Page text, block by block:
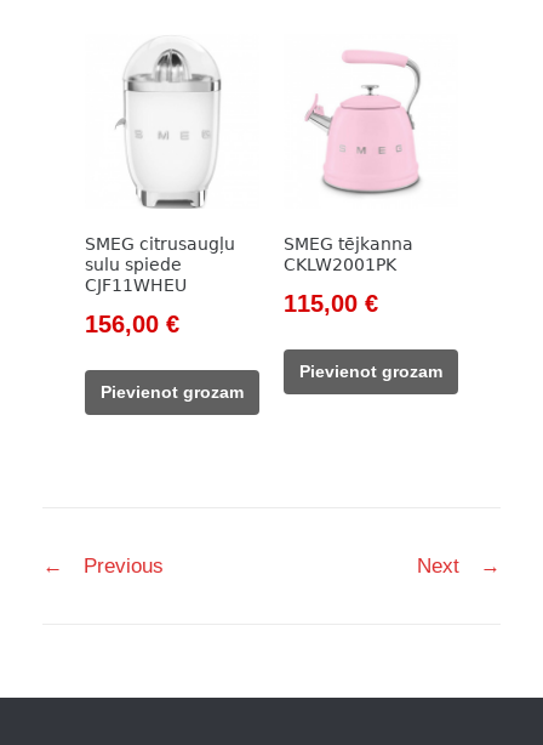
SMEG citrusaugļu
sulu spiede
CJF11WHEU
Original
was:
178,00 €.
156,00 €Current
156,00 €.
Pievienot grozam
SMEG tējkanna
CKLW2001PK
Original
was:
133,00 €.
115,00 €Current
115,00 €.
Pievienot grozam
navigation
← Previous Next →